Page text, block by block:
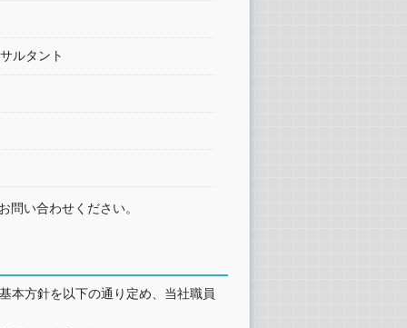
ルタント
い合わせください。
本方針を以下の通り定め、当社職員